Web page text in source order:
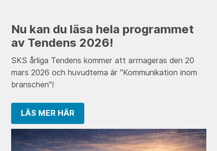
Nu kan du läsa hela programmet
av Tendens 2026!
SKS årliga Tendens kommer att arrnageras den 20
mars 2026 och huvudtema är "Kommunikation inom
branschen"!
LÄS MER HÄR